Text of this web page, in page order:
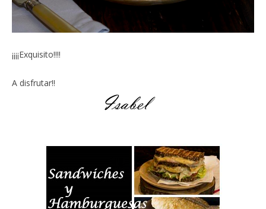
¡¡¡¡Exquisito!!!!
A disfrutar!!